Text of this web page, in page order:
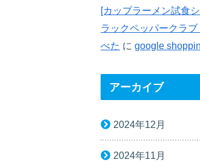
[カップラーメン試食
ラックペッパークラ
べた に google
アーカイブ
2024年12月
2024年11月